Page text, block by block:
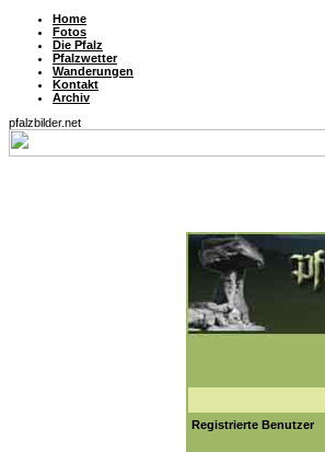
Home
Fotos
Die Pfalz
Pfalzwetter
Wanderungen
Kontakt
Archiv
pfalzbilder.net
Registrierte Benutzer